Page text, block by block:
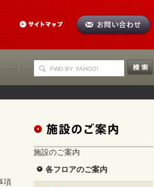
項
施設のご案内
各フロアのご案内